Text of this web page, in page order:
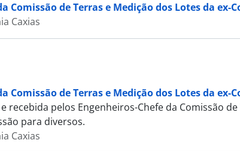
de Terras e Medição dos Lotes da ex-
Caxias
de Terras e Medição dos Lotes da ex-
pelos Engenheiros-Chefe da Comissão
para diversos.
Caxias